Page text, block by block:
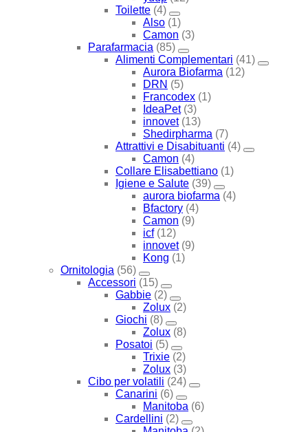
Toilette (4)
Also (1)
Camon (3)
Parafarmacia (85)
Alimenti Complementari (41)
Aurora Biofarma (12)
DRN (5)
Francodex (1)
IdeaPet (3)
innovet (13)
Shedirpharma (7)
Attrattivi e Disabituanti (4)
Camon (4)
Collare Elisabettiano (1)
Igiene e Salute (39)
aurora biofarma (4)
Bfactory (4)
Camon (9)
icf (12)
innovet (9)
Kong (1)
Ornitologia (56)
Accessori (15)
Gabbie (2)
Zolux (2)
Giochi (8)
Zolux (8)
Posatoi (5)
Trixie (2)
Zolux (3)
Cibo per volatili (24)
Canarini (6)
Manitoba (6)
Cardellini (2)